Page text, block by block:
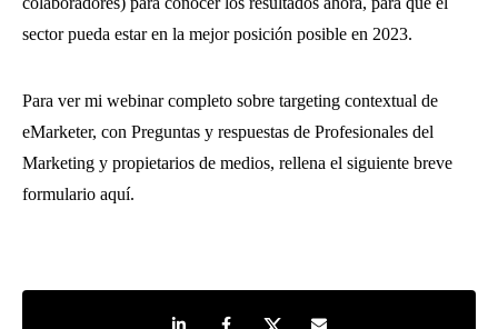
sector pueda estar en la mejor posición posible en 2023.
Para ver mi webinar completo sobre targeting contextual de
eMarketer, con Preguntas y respuestas de Profesionales del
Marketing y propietarios de medios, rellena el siguiente breve
formulario aquí.
Share on LinkedIn
Share on Facebook
Share on TwitterShare by e-mail